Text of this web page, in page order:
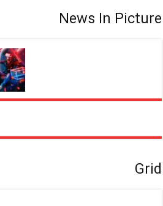
News In Picture
Grid